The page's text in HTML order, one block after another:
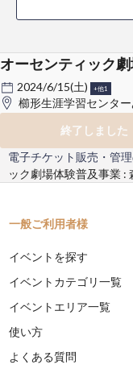
オーセンティック
2024/6/15(土) +他1
櫛形生涯学習センタ
終了しました
電子チケット販売・管
ック劇場体験普及事業 :
一般ご利用者様
イベントを探す
イベントカテゴリ一覧
イベントエリア一覧
使い方
よくある質問